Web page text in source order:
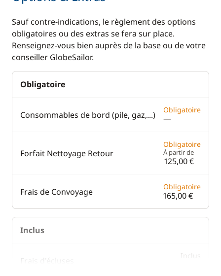
Sauf contre-indications, le règlement des options
obligatoires ou des extras se fera sur place.
Renseignez-vous bien auprès de la base ou de votre
conseiller GlobeSailor.
Obligatoire
Consommables de bord (pile, gaz,...) Obligatoire
—
Forfait Nettoyage Retour
Obligatoire
À partir de
125,00 €
Frais de Convoyage Obligatoire
165,00 €
Inclus
Frais d'écluses Inclus